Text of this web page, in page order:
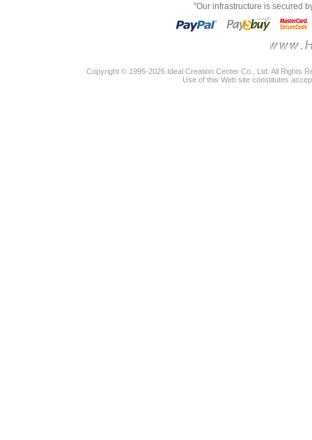
"Our infrastructure is secured
Copyright © 1995-2026 Ideal Creation Center Co., Ltd. All Rights
Use of this Web site constitutes